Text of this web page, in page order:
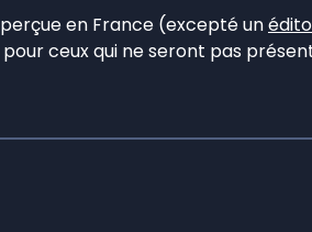
en France (excepté un
ceux qui ne seront pas